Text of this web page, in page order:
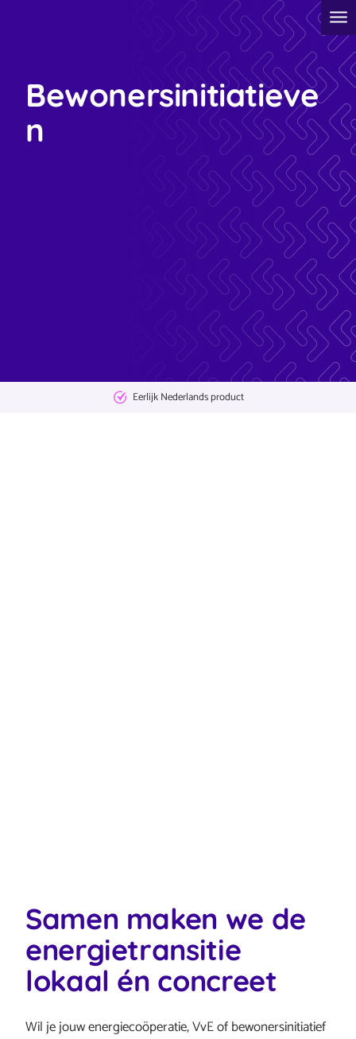
Bewonersinitiatieve
n
Eerlijk Nederlands product
Samen maken we de
energietransitie
lokaal én concreet
Wil je jouw energiecoöperatie, VvE of bewonersinitiatief